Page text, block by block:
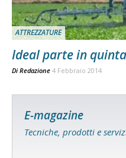
ATTREZZATURE
Ideal parte in quinta
Di Redazione 4 Febbraio 2014
E-magazine
Tecniche, prodotti e